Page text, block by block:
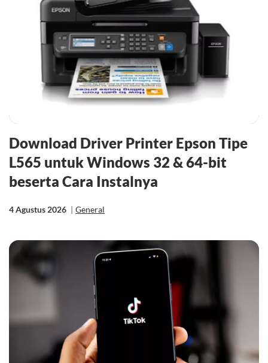
Download Driver Printer Epson Tipe
L565 untuk Windows 32 & 64-bit
beserta Cara Instalnya
4 Agustus 2026 | General